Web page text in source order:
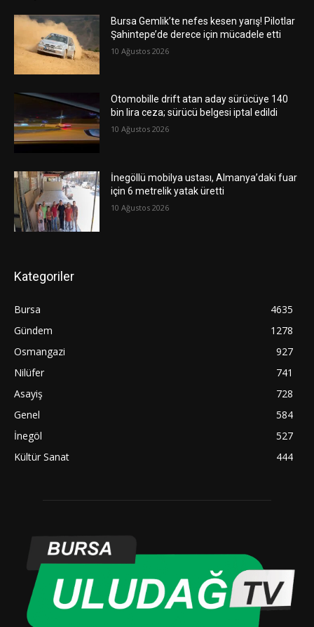
Bursa Gemlik’te nefes kesen yarış! Pilotlar
Şahintepe’de derece için mücadele etti
10 Ağustos 2026
Otomobille drift atan aday sürücüye 140
bin lira ceza; sürücü belgesi iptal edildi
10 Ağustos 2026
İnegöllü mobilya ustası, Almanya’daki fuar
için 6 metrelik yatak üretti
10 Ağustos 2026
Kategoriler
Bursa
4635
Gündem
1278
Osmangazi
927
Nilüfer
741
Asayiş
728
Genel
584
İnegöl
527
Kültür Sanat
444